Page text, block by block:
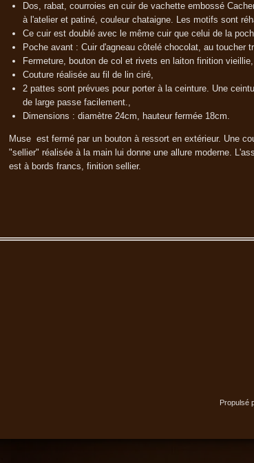
Dos, rabat, courroies en cuir de vachette embossé
à l'atelier et patiné, couleur chataigne. Les motifs sont
Ce cuir est doublé avec le même cuir que celui de la
Poche avant : Cuir d'agneau côtelé chocolat, au toucher
Fermeture, bouton de col et rivets en laiton finition vieillie,
Couture réalisée au fil de lin ciré,
2 pattes sont prévues pour porter à la ceinture. Une
de large passe facilement.,
Dimensions : diamètre 24cm, hauteur fermée 18cm.
Muse est fermé par un bouton à ressort en extérieur. Une
"sellier" réalisée à la main lui donne une allure moderne.
est à bords francs, finition sellier.
Propulsé